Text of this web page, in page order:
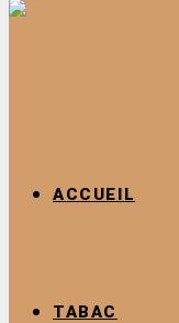
ACCUEIL
TABAC